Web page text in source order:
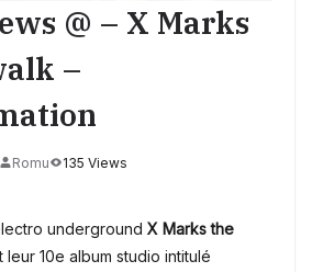
@ – X Marks
–
Romu 135 Views
underground X Marks the
leur 10e album studio intitulé